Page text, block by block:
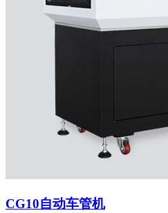
CG10自动车管机